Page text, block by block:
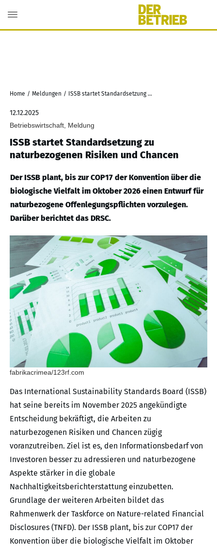
Home / Meldungen / ISSB startet Standardsetzung zu naturbezogenen Risiken und Chancen
12.12.2025
Betriebswirtschaft, Meldung
ISSB startet Standardsetzung zu
naturbezogenen Risiken und Chancen
Der ISSB plant, bis zur COP17 der Konvention über die
biologische Vielfalt im Oktober 2026 einen Entwurf für
naturbezogene Offenlegungspflichten vorzulegen.
Darüber berichtet das DRSC.
fabrikacrimea/123rf.com
Das International Sustainability Standards Board (ISSB)
hat seine bereits im November 2025 angekündigte
Entscheidung bekräftigt, die Arbeiten zu
naturbezogenen Risiken und Chancen zügig
voranzutreiben. Ziel ist es, den Informationsbedarf von
Investoren besser zu adressieren und naturbezogene
Aspekte stärker in die globale
Nachhaltigkeitsberichterstattung einzubetten.
Grundlage der weiteren Arbeiten bildet das
Rahmenwerk der Taskforce on Nature-related Financial
Disclosures (TNFD). Der ISSB plant, bis zur COP17 der
Konvention über die biologische Vielfalt im Oktober